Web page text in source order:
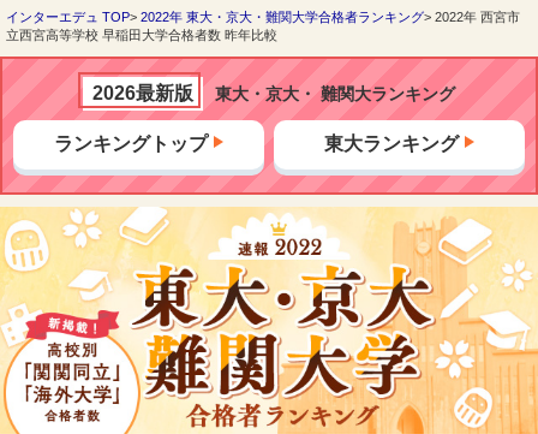
ド
ッ
ト
インターエデュ TOP 2022年 東大・京大・難関大学合格者ランキング
2022年 西宮市
立西宮高等学校 早稲田大学合格者数 昨年比較
2026最新版 東大・京大・ 難関大ランキング
ランキングトップ 東大ランキング